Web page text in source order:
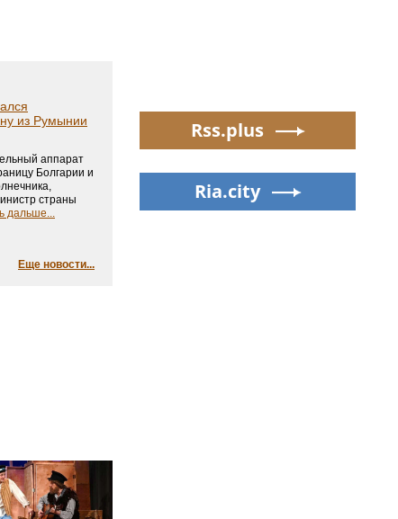
Rss.plus
Ria.city
из Румынии
аппарат
Болгарии и
страны
дальше...
Еще новости...